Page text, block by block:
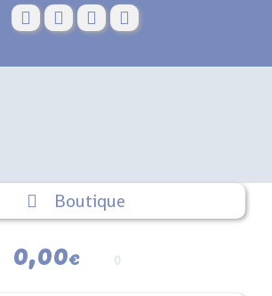
Boutique
0,00€ 0